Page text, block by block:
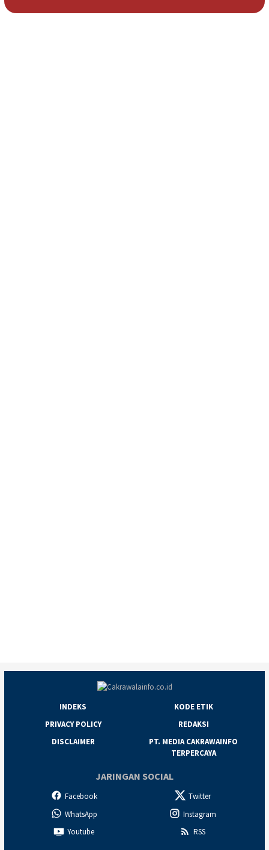
INDEKS
KODE ETIK
PRIVACY POLICY
REDAKSI
DISCLAIMER
PT. MEDIA CAKRAWAINFO
TERPERCAYA
JARINGAN SOCIAL
Facebook
Twitter
WhatsApp
Instagram
Youtube
RSS